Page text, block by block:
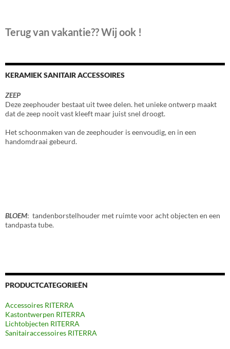
Terug van vakantie?? Wij ook !
KERAMIEK SANITAIR ACCESSOIRES
ZEEP
Deze zeephouder bestaat uit twee delen. het unieke ontwerp maakt
dat de zeep nooit vast kleeft maar juist snel droogt.
Het schoonmaken van de zeephouder is eenvoudig, en in een
handomdraai gebeurd.
BLOEM: tandenborstelhouder met ruimte voor acht objecten en een
tandpasta tube.
PRODUCTCATEGORIEËN
Accessoires RITERRA
Kastontwerpen RITERRA
Lichtobjecten RITERRA
Sanitairaccessoires RITERRA